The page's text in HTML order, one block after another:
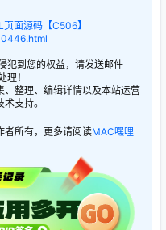
面源码【C506】
犯到您的权益，请发送邮件
理！
整理、编辑详情以及本站运营
支持。
者所有，更多请阅读MAC嘿哩